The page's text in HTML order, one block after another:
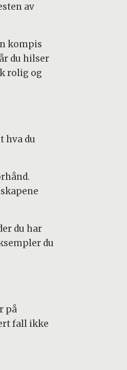
av
kompis
du hilser
rolig og
hva du
du har
du
på
fall ikke